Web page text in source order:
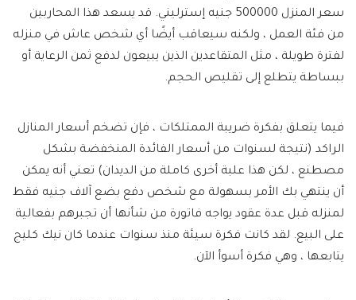
سعر المنزل 500000 جنيه إسترليني. قد يسعد هذا المحاربين
من فئة العمل ، ولكنه سيعاقب أيضًا أي شخص عاش في منزله
لفترة طويلة ، مثل المتقاعدين الذين يبيعون لدفع ثمن الرعاية أو
ببساطة يتطلع إلى تقليص الحجم.
فيما يتعلق بفكرة ضريبة الممتلكات ، فإن تضخم أسعار المنازل
الراكد (نتيجة لسنوات من أسعار الفائدة المنخفضة بشكل
مصطنع ، لكن هذا علبة أخرى كاملة من الديدان) تعني أنه يمكن
أن ينتهي بك الأمر بسهولة مع شخص دفع بضع آلاف جنيه فقط
لمنزله قبل عدة عقود يواجه فاتورة من شأنها أن تجبرهم بفعالية
على البيع. لقد كانت فكرة سيئة منذ سنوات عندما كان نيك كليج
يتابعها ، وهي فكرة أسوأ الآن.